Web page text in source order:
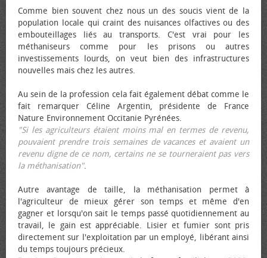
Comme bien souvent chez nous un des soucis vient de la
population locale qui craint des nuisances olfactives ou des
embouteillages liés au transports. C'est vrai pour les
méthaniseurs comme pour les prisons ou autres
investissements lourds, on veut bien des infrastructures
nouvelles mais chez les autres.
Au sein de la profession cela fait également débat comme le
fait remarquer Céline Argentin, présidente de France
Nature Environnement Occitanie Pyrénées.
"Si les agriculteurs étaient moins mal en termes de revenu,
pouvaient prendre trois semaines de vacances et avaient un
revenu digne de ce nom, certains ne se tourneraient pas vers
la méthanisation".
Autre avantage de taille, la méthanisation permet à
l'agriculteur de mieux gérer son temps et même d'en
gagner et lorsqu'on sait le temps passé quotidiennement au
travail, le gain est appréciable. Lisier et fumier sont pris
directement sur l'exploitation par un employé, libérant ainsi
du temps toujours précieux.